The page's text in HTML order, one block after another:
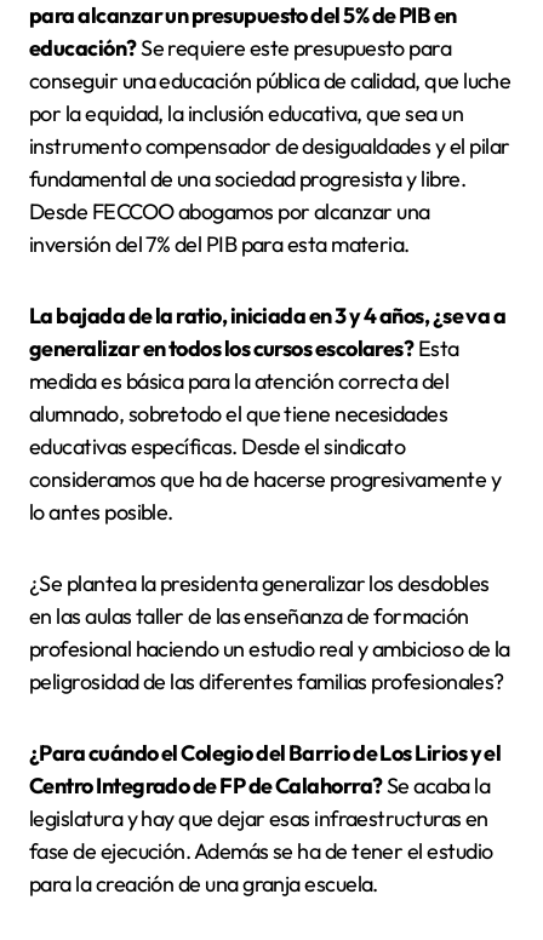
para alcanzar un presupuesto del 5% de PIB en
educación?Se requiere este presupuesto para
conseguir una educación pública de calidad, que luche
por la equidad, la inclusión educativa, que sea un
instrumento compensador de desigualdades y el pilar
fundamental de una sociedad progresista y libre.
Desde FECCOO abogamos por alcanzar una
inversión del 7% del PIB para esta materia.
La bajada de la ratio, iniciada en 3 y 4 años, ¿se va a
generalizar en todos los cursos escolares?Esta
medida es básica para la atención correcta del
alumnado, sobretodo el que tiene necesidades
educativas específicas. Desde el sindicato
consideramos que ha de hacerse progresivamente y
lo antes posible.
¿Se plantea la presidenta generalizar los desdobles
en las aulas taller de las enseñanza de formación
profesional haciendo un estudio real y ambicioso de la
peligrosidad de las diferentes familias profesionales?
¿Para cuándo el Colegio del Barrio de Los Lirios y el
Centro Integrado de FP de Calahorra?Se acaba la
legislatura y hay que dejar esas infraestructuras en
fase de ejecución. Además se ha de tener el estudio
para la creación de una granja escuela.